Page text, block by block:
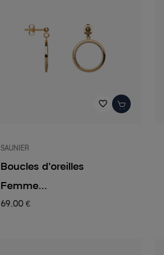
favorite_border
SAUNIER
Boucles d'oreilles
Femme...
69,00 €